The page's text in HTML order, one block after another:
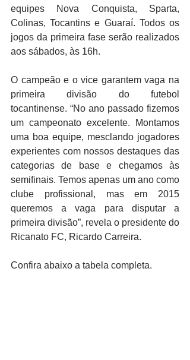
equipes Nova Conquista, Sparta,
Colinas, Tocantins e Guaraí. Todos os
jogos da primeira fase serão realizados
aos sábados, às 16h.
O campeão e o vice garantem vaga na
primeira divisão do futebol
tocantinense. “No ano passado fizemos
um campeonato excelente. Montamos
uma boa equipe, mesclando jogadores
experientes com nossos destaques das
categorias de base e chegamos às
semifinais. Temos apenas um ano como
clube profissional, mas em 2015
queremos a vaga para disputar a
primeira divisão”, revela o presidente do
Ricanato FC, Ricardo Carreira.
Confira abaixo a tabela completa.